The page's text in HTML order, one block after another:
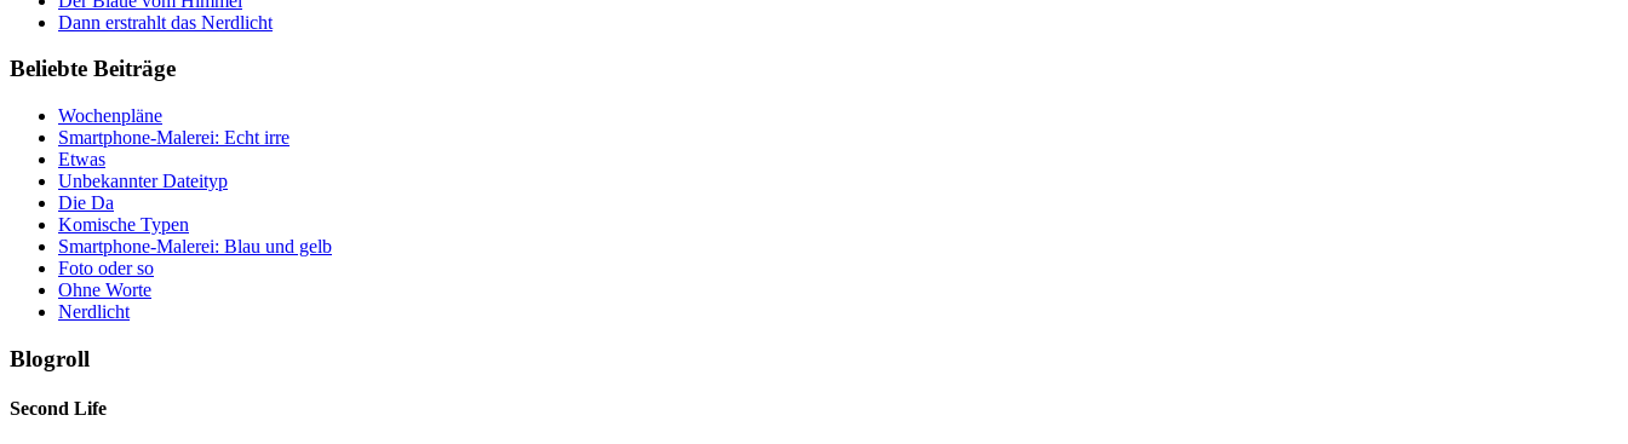
Dann erstrahlt das Nerdlicht
Beliebte Beiträge
Wochenpläne
Smartphone-Malerei: Echt irre
Etwas
Unbekannter Dateityp
Die Da
Komische Typen
Smartphone-Malerei: Blau und gelb
Foto oder so
Ohne Worte
Nerdlicht
Blogroll
Second Life